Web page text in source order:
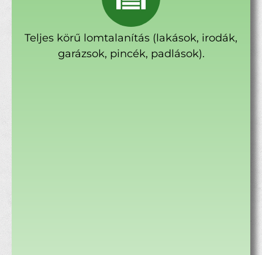
Teljes körű lomtalanítás (lakások, irodák,
garázsok, pincék, padlások).